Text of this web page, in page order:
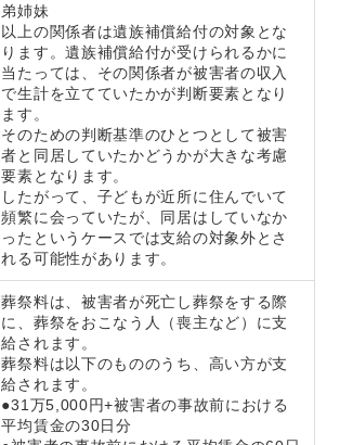
弟姉妹
以上の関係者は遺族補償給付の対象とな
ります。遺族補償給付が受けられるかに
当たっては、その関係者が被害者の収入
で生計を立てていたかが判断要素となり
ます。
そのための判断基準のひとつとして被害
者と同居していたかどうかが大きな考慮
要素となります。
したがって、子どもが近所に住んでいて
頻繁に会っていたが、同居はしていなか
ったというケースでは支給の対象外とさ
れる可能性があります。
葬祭料は、被害者が死亡し葬祭をする際
に、葬祭をおこなう人（喪主など）に支
給されます。
葬祭料は以下のもののうち、高い方が支
給されます。
●31万5,000円+被害者の事故前における
平均賃金の30日分